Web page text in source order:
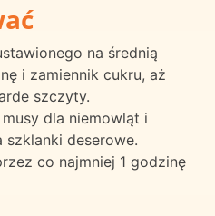
na średnią
i zamiennik cukru, aż
szczyty.
dla niemowląt i
szklanki deserowe.
co najmniej 1 godzinę